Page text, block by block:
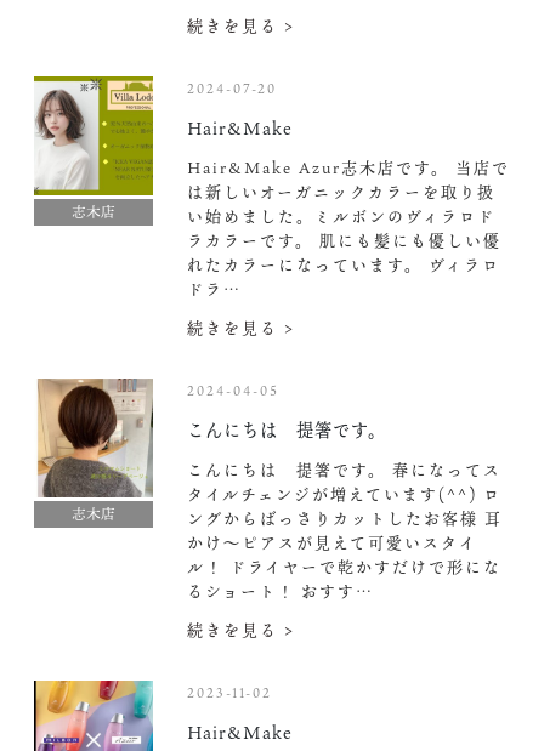
続きを見る >
志木店
2024-07-20
Hair&Make
Hair&Make Azur志木店です。 当店で
は新しいオーガニックカラーを取り扱
い始めました。ミルボンのヴィラロド
ラカラーです。 肌にも髪にも優しい優
れたカラーになっています。 ヴィラロ
ドラ…
続きを見る >
志木店
2024-04-05
こんにちは 提箸です。
こんにちは 提箸です。 春になってス
タイルチェンジが増えています(^^) ロ
ングからばっさりカットしたお客様 耳
かけ〜ピアスが見えて可愛いスタイ
ル！ ドライヤーで乾かすだけで形にな
るショート！ おすす…
続きを見る >
2023-11-02
Hair&Make